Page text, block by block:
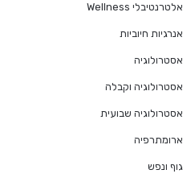
אלטרנטיבלי Wellness
אנרגיות חיוביות
אסטרולוגיה
אסטרולוגיה וקבלה
אסטרולוגיה שבועית
ארומתרפיה
גוף ונפש